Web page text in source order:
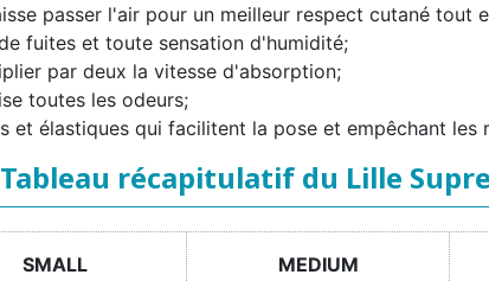
passer l'air pour un meilleur respect cutané tout
fuites et toute sensation d'humidité;
par deux la vitesse d'absorption;
toutes les odeurs;
et élastiques qui facilitent la pose et empêchant les
Tableau récapitulatif du Lille
SMALL MEDIUM